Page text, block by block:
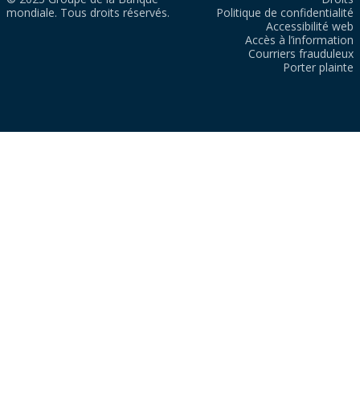
mondiale. Tous droits réservés.
Politique de confidentialité
Accessibilité web
Accès à l’information
Courriers frauduleux
Porter plainte